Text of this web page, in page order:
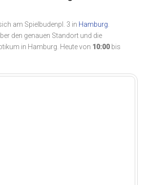
am Spielbudenpl. 3 in Hamburg.
den genauen Standort und die
in Hamburg. Heute von 10:00 bis